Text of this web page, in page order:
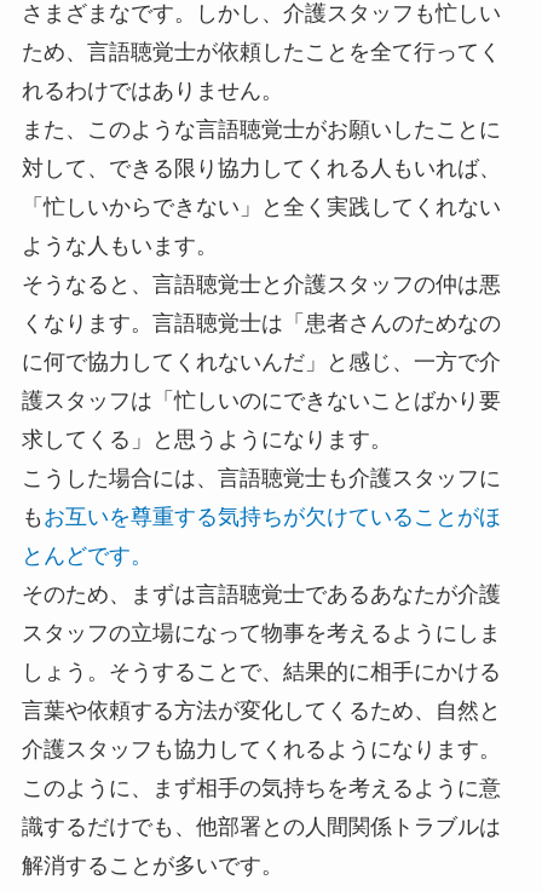
さまざまなです。しかし、介護スタッフも忙しい
ため、言語聴覚士が依頼したことを全て行ってく
れるわけではありません。
また、このような言語聴覚士がお願いしたことに
対して、できる限り協力してくれる人もいれば、
「忙しいからできない」と全く実践してくれない
ような人もいます。
そうなると、言語聴覚士と介護スタッフの仲は悪
くなります。言語聴覚士は「患者さんのためなの
に何で協力してくれないんだ」と感じ、一方で介
護スタッフは「忙しいのにできないことばかり要
求してくる」と思うようになります。
こうした場合には、言語聴覚士も介護スタッフに
も お互いを尊重する気持ちが欠けていることがほ
とんどです。
そのため、まずは言語聴覚士であるあなたが介護
スタッフの立場になって物事を考えるようにしま
しょう。そうすることで、結果的に相手にかける
言葉や依頼する方法が変化してくるため、自然と
介護スタッフも協力してくれるようになります。
このように、まず相手の気持ちを考えるように意
識するだけでも、他部署との人間関係トラブルは
解消することが多いです。